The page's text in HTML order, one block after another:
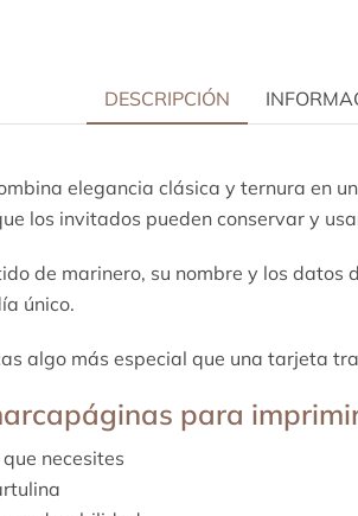
DESCRIPCIÓN
elegancia clásica y ternura en
los invitados pueden conservar y
de marinero, su nombre y los
único.
algo más especial que una tarjeta
para
necesites